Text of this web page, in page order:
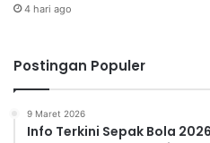
4 hari ago
Postingan Populer
9 Maret 2026
Info Terkini Sepak Bola